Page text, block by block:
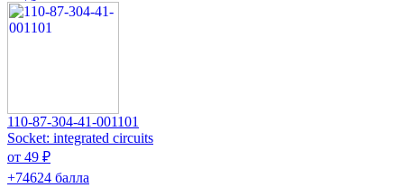
110-87-304-41-001101
Socket: integrated circuits
от 49 ₽
+74624 балла